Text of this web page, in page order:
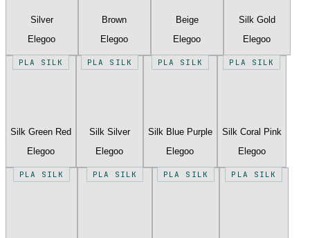
Silver
Elegoo
Brown
Elegoo
Beige
Elegoo
Silk Gold
Elegoo
PLA SILK
Silk Green Red
Elegoo
PLA SILK
Silk Silver
Elegoo
PLA SILK
Silk Blue Purple
Elegoo
PLA SILK
Silk Coral Pink
Elegoo
PLA SILK PLA SILK PLA SILK PLA SILK